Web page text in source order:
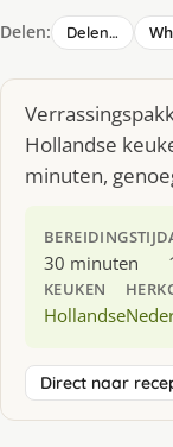
Delen: Delen…
Hollandse
minuten,
BEREIDINGSTIJD
30 minuten
KEUKEN
Hollandse
Direct naar